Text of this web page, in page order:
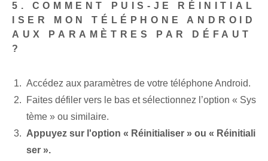
5. COMMENT PUIS-JE RÉINITIAL
ISER MON TÉLÉPHONE ANDROID
AUX PARAMÈTRES PAR DÉFAUT
?
Accédez aux paramètres de votre téléphone Android.
Faites défiler vers le bas et sélectionnez l’option « Sys
tème » ou⁤ similaire.
Appuyez sur l'option⁢ « Réinitialiser » ou « Réinitiali
ser ».